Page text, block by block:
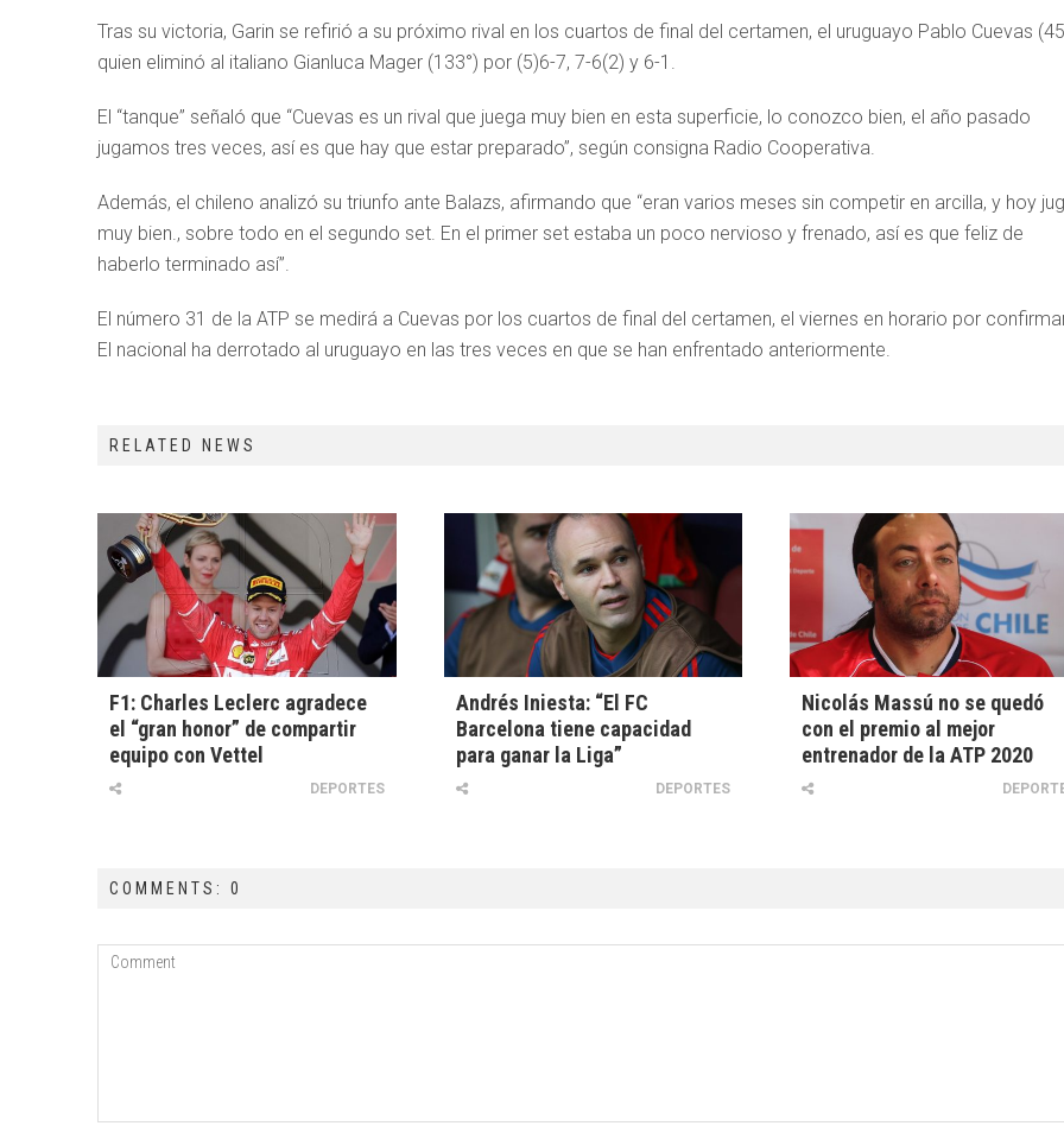
Tras su victoria, Garin se refirió a su próximo rival en los cuartos de final del certamen, el uruguayo Pablo Cuevas
quien eliminó al italiano Gianluca Mager (133°) por (5)6-7, 7-6(2) y 6-1.
El “tanque” señaló que “Cuevas es un rival que juega muy bien en esta superficie, lo conozco bien, el año pasado
jugamos tres veces, así es que hay que estar preparado”, según consigna Radio Cooperativa.
Además, el chileno analizó su triunfo ante Balazs, afirmando que “eran varios meses sin competir en arcilla, y hoy
muy bien., sobre todo en el segundo set. En el primer set estaba un poco nervioso y frenado, así es que feliz de
haberlo terminado así”.
El número 31 de la ATP se medirá a Cuevas por los cuartos de final del certamen, el viernes en horario por
El nacional ha derrotado al uruguayo en las tres veces en que se han enfrentado anteriormente.
RELATED NEWS
F1: Charles Leclerc agradece
el “gran honor” de compartir
equipo con Vettel
DEPORTES
Andrés Iniesta: “El FC
Barcelona tiene capacidad
para ganar la Liga”
DEPORTES
Nicolás Massú no se quedó
con el premio al mejor
entrenador de la ATP 2020
COMMENTS: 0